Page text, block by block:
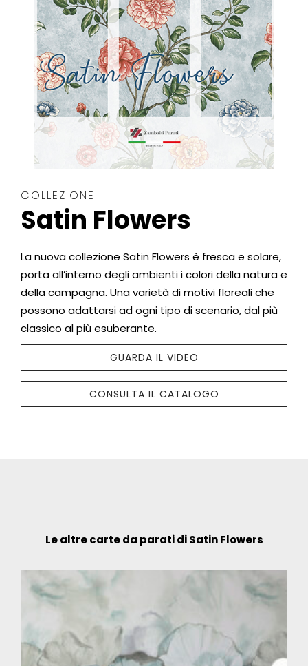
COLLEZIONE
Satin Flowers
La nuova collezione Satin Flowers è fresca e solare,
porta all’interno degli ambienti i colori della natura e
della campagna. Una varietà di motivi floreali che
possono adattarsi ad ogni tipo di scenario, dal più
classico al più esuberante.
GUARDA IL VIDEO
CONSULTA IL CATALOGO
Le altre carte da parati di Satin Flowers